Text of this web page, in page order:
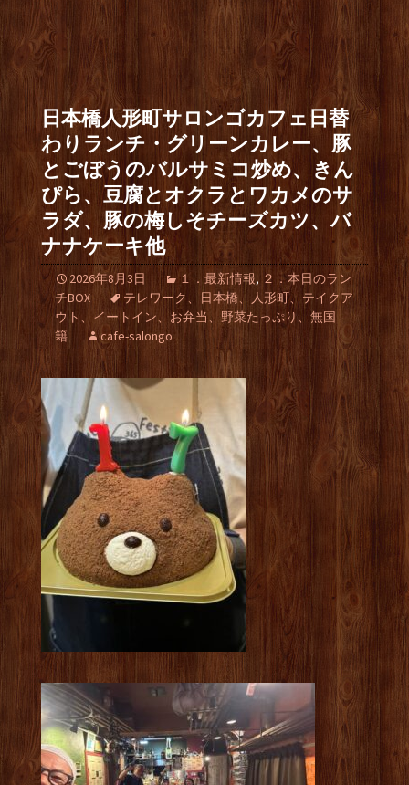
日本橋人形町サロンゴカフェ日替
わりランチ・グリーンカレー、豚
とごぼうのバルサミコ炒め、きん
ぴら、豆腐とオクラとワカメのサ
ラダ、豚の梅しそチーズカツ、バ
ナナケーキ他
2026年8月3日 １．最新情報, ２．本日のラン
チBOX
テレワーク、日本橋、人形町、テイクア
ウト、イートイン、お弁当、野菜たっぷり、無国
籍
cafe-salongo